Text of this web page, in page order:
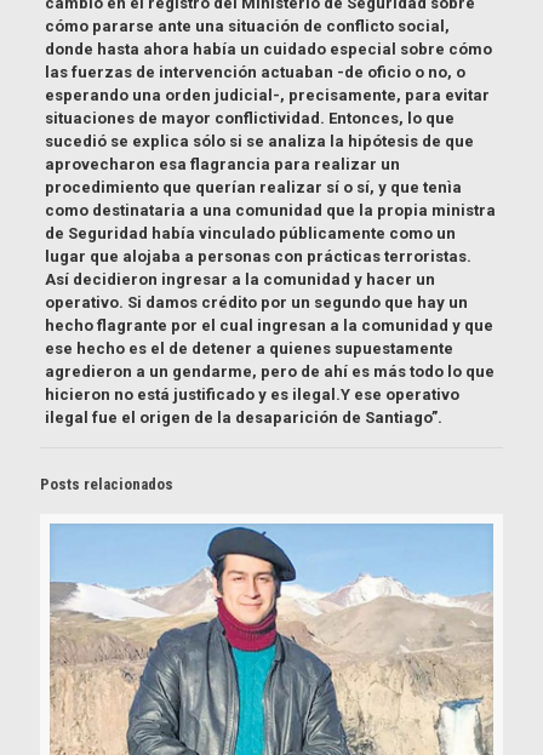
cómo pararse ante una situación de conflicto social,
donde hasta ahora había un cuidado especial sobre cómo
las fuerzas de intervención actuaban -de oficio o no, o
esperando una orden judicial-, precisamente, para evitar
situaciones de mayor conflictividad. Entonces, lo que
sucedió se explica sólo si se analiza la hipótesis de que
aprovecharon esa flagrancia para realizar un
procedimiento que querían realizar sí o sí, y que tenìa
como destinataria a una comunidad que la propia ministra
de Seguridad había vinculado públicamente como un
lugar que alojaba a personas con prácticas terroristas.
Así decidieron ingresar a la comunidad y hacer un
operativo. Si damos crédito por un segundo que hay un
hecho flagrante por el cual ingresan a la comunidad y que
ese hecho es el de detener a quienes supuestamente
agredieron a un gendarme, pero de ahí es más todo lo que
hicieron no está justificado y es ilegal.Y ese operativo
ilegal fue el origen de la desaparición de Santiago”.
Posts relacionados